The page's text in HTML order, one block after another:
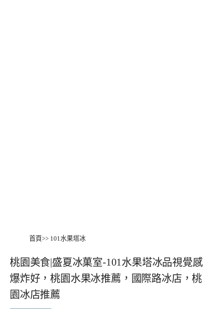
首頁>> 101水果塔冰
桃園美食|盛夏冰菓室-101水果塔冰品視覺感
爆炸好，桃園水果冰推薦，國際路冰店，桃
園冰店推薦